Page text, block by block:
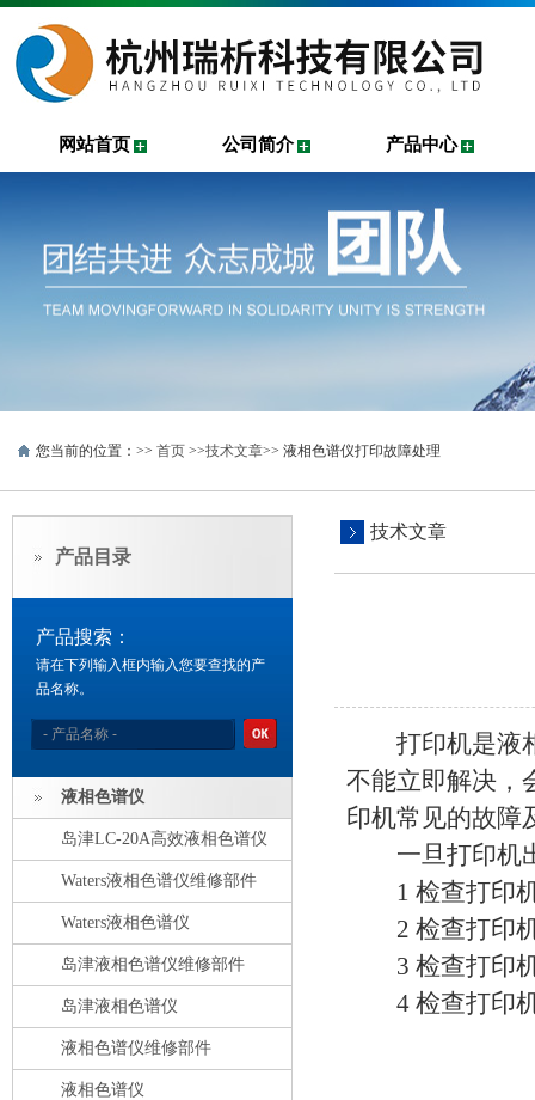
网站首页 公司简介 产品中心
您当前的位置：>> 首页 >>技术文章>> 液相色谱仪打印故障处理
产品目录
产品搜索：
请在下列输入框内输入您要查找的产
品名称。
液相色谱仪
岛津LC-20A高效液相色谱仪
Waters液相色谱仪维修部件
Waters液相色谱仪
岛津液相色谱仪维修部件
岛津液相色谱仪
液相色谱仪维修部件
液相色谱仪
技术文章
打印机是液相
不能立即解决，
印机常见的故障
一旦打印机出
1 检查打印机
2 检查打印机
3 检查打印机
4 检查打印机